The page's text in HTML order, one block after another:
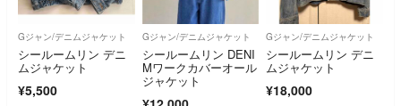
Gジャン/デニムジャケット
シールームリン デニ
ムジャケット
¥5,500
Gジャン/デニムジャケット
シールームリン DENI
Mワークカバーオール
ジャケット
Gジャン/デニムジャケット
シールームリン デニ
ムジャケット
¥18,000